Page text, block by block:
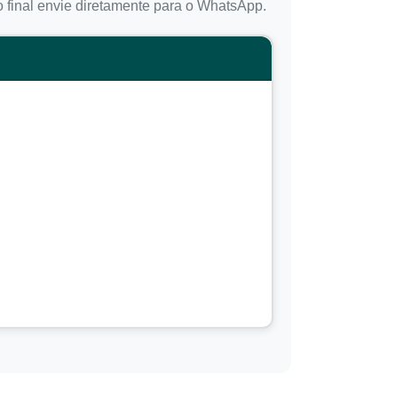
envie diretamente para o WhatsApp.